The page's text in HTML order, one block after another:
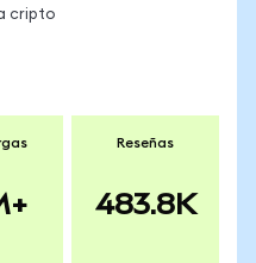
cripto
Reseñas
483.8K